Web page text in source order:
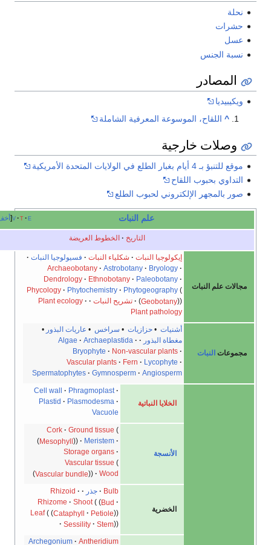
الجنس
اللقاح، الموسوعة المعرفية الشاملة
خارجية
بغبار الطلع في الولايات المتحدة الأمريكية
بحبوب اللقاح
بالمجهر الإلكتروني لحبوب الطلع
الخطوط العريضة
علم النبات
إيكولوجيا النبات شكلياء النبات
فسيولوجيا النبات
Archaeobotany
Astrobotany
Dendrology
Ethnobotany
Paleobotany
Phycology
Phytochemistry
Phytogeography
Geobotany
تشريح النبات
Plant ecology
Plant pathology
النبات
حزازيات• سراخس• عاريات البذور•
Algae
Archaeplastida
Bryophyte
Non-vascular plants
Vascular plants
Fern
Spermatophytes
Gymnosperm Angiosperm
Cell wall
Phragmoplast
Plastid
Plasmodesma
Cork
Ground tissue
Mesophyll
Storage organs
Vascular tissue
Vascular bundle
Rhizoid
Rhizome
Shoot
Leaf
Cataphyll
Petiole
Sessility
Archegonium Antheridium